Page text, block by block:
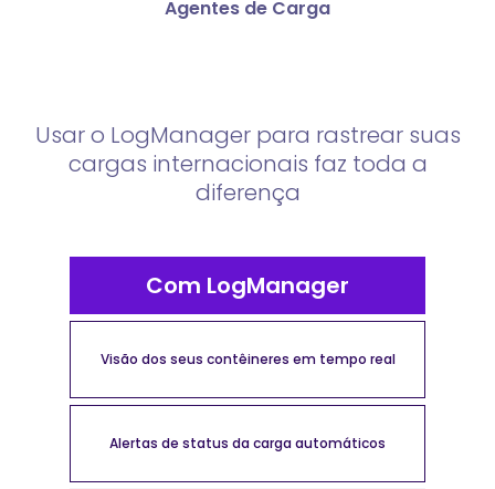
Agentes de Carga
Usar o LogManager para rastrear suas
cargas internacionais faz toda a
diferença
Com LogManager
Visão dos seus contêineres em tempo real
Alertas de status da carga automáticos